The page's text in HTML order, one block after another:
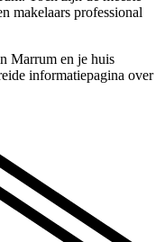
makelaars professional
Marrum en je huis
informatiepagina over